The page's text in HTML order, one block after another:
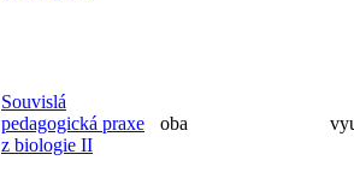
Souvislá
pedagogická praxe
z biologie II
oba